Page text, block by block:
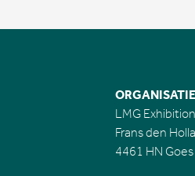
ORGANISATIE
LMG
Frans den
4461 HN Goes